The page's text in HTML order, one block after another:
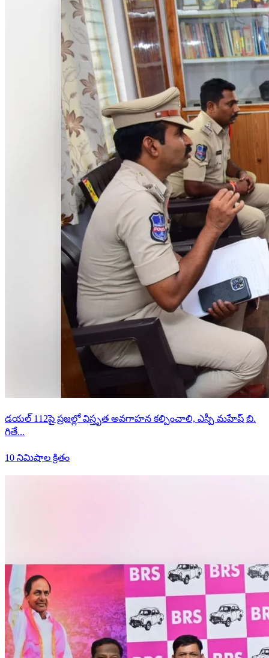
డయల్ 112పై ప్రజల్లో విస్తృత అవగాహన కల్పించాలి, ఎస్పీ మహేష్ బి.
గితే...
10 నిమిషాల క్రితం